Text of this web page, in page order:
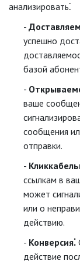
анализировать⁚
успешно
базой
ваше
сообщения
отправки.
ссылкам в
может
или о
действию.
Конверсия⁚
действие